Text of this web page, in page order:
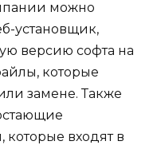
можно
установщик,
версию софта на
которые
замене. Также
входят в